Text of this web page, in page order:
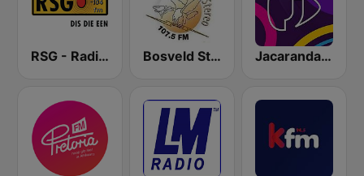
RSG - Radio Sonder Grense Bosveld Stereo Jacaranda FM